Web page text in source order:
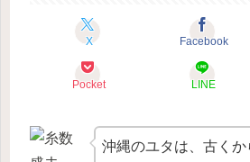
X Facebook
Pocket LINE
沖縄のユタは、古く